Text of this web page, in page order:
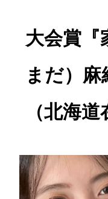
大会賞『
まだ）
（北海道